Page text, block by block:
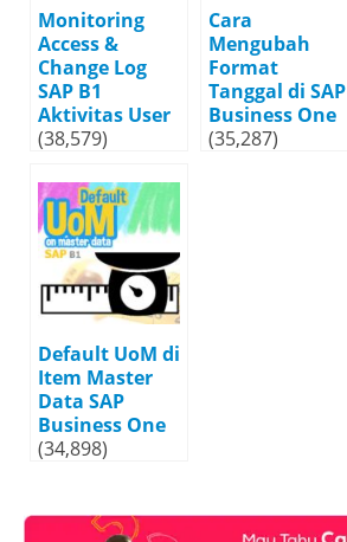
Monitoring
Access &
Change Log
SAP B1
Aktivitas User
(38,579)
Cara
Mengubah
Format
Tanggal di SAP
Business One
(35,287)
Default UoM di
Item Master
Data SAP
Business One
(34,898)